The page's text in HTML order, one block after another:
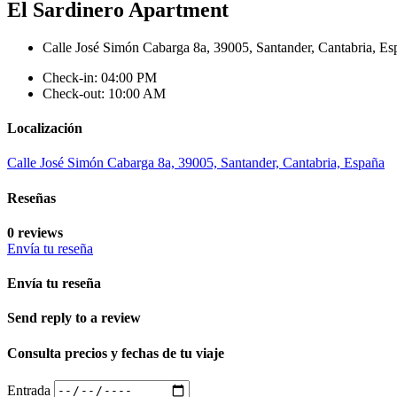
El Sardinero Apartment
Calle José Simón Cabarga 8a, 39005, Santander, Cantabria,
Check-in: 04:00 PM
Check-out: 10:00 AM
Localización
Calle José Simón Cabarga 8a, 39005, Santander, Cantabria, España
Reseñas
0 reviews
Envía tu reseña
Envía tu reseña
Send reply to a review
Consulta precios y fechas de tu viaje
Entrada